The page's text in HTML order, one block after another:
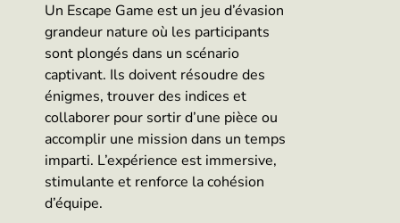
Un Escape Game est un jeu d’évasion
grandeur nature où les participants
sont plongés dans un scénario
captivant. Ils doivent résoudre des
énigmes, trouver des indices et
collaborer pour sortir d’une pièce ou
accomplir une mission dans un temps
imparti. L’expérience est immersive,
stimulante et renforce la cohésion
d’équipe.